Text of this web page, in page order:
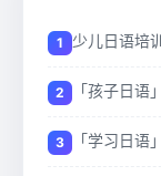
少儿日语培
「孩子日语
「学习日